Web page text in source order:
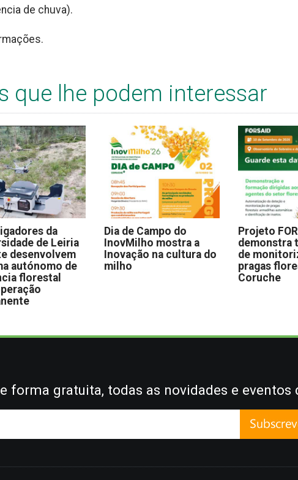
de chuva).
que lhe podem interessar
da
de Leiria
desenvolvem
autónomo de
florestal
Dia de Campo do
InovMilho mostra a
Inovação na cultura do
milho
Projeto
demonstra
de
pragas
Coruche
forma gratuita, todas as novidades e eventos